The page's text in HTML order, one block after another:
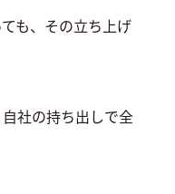
も、その立ち上げ
しで全